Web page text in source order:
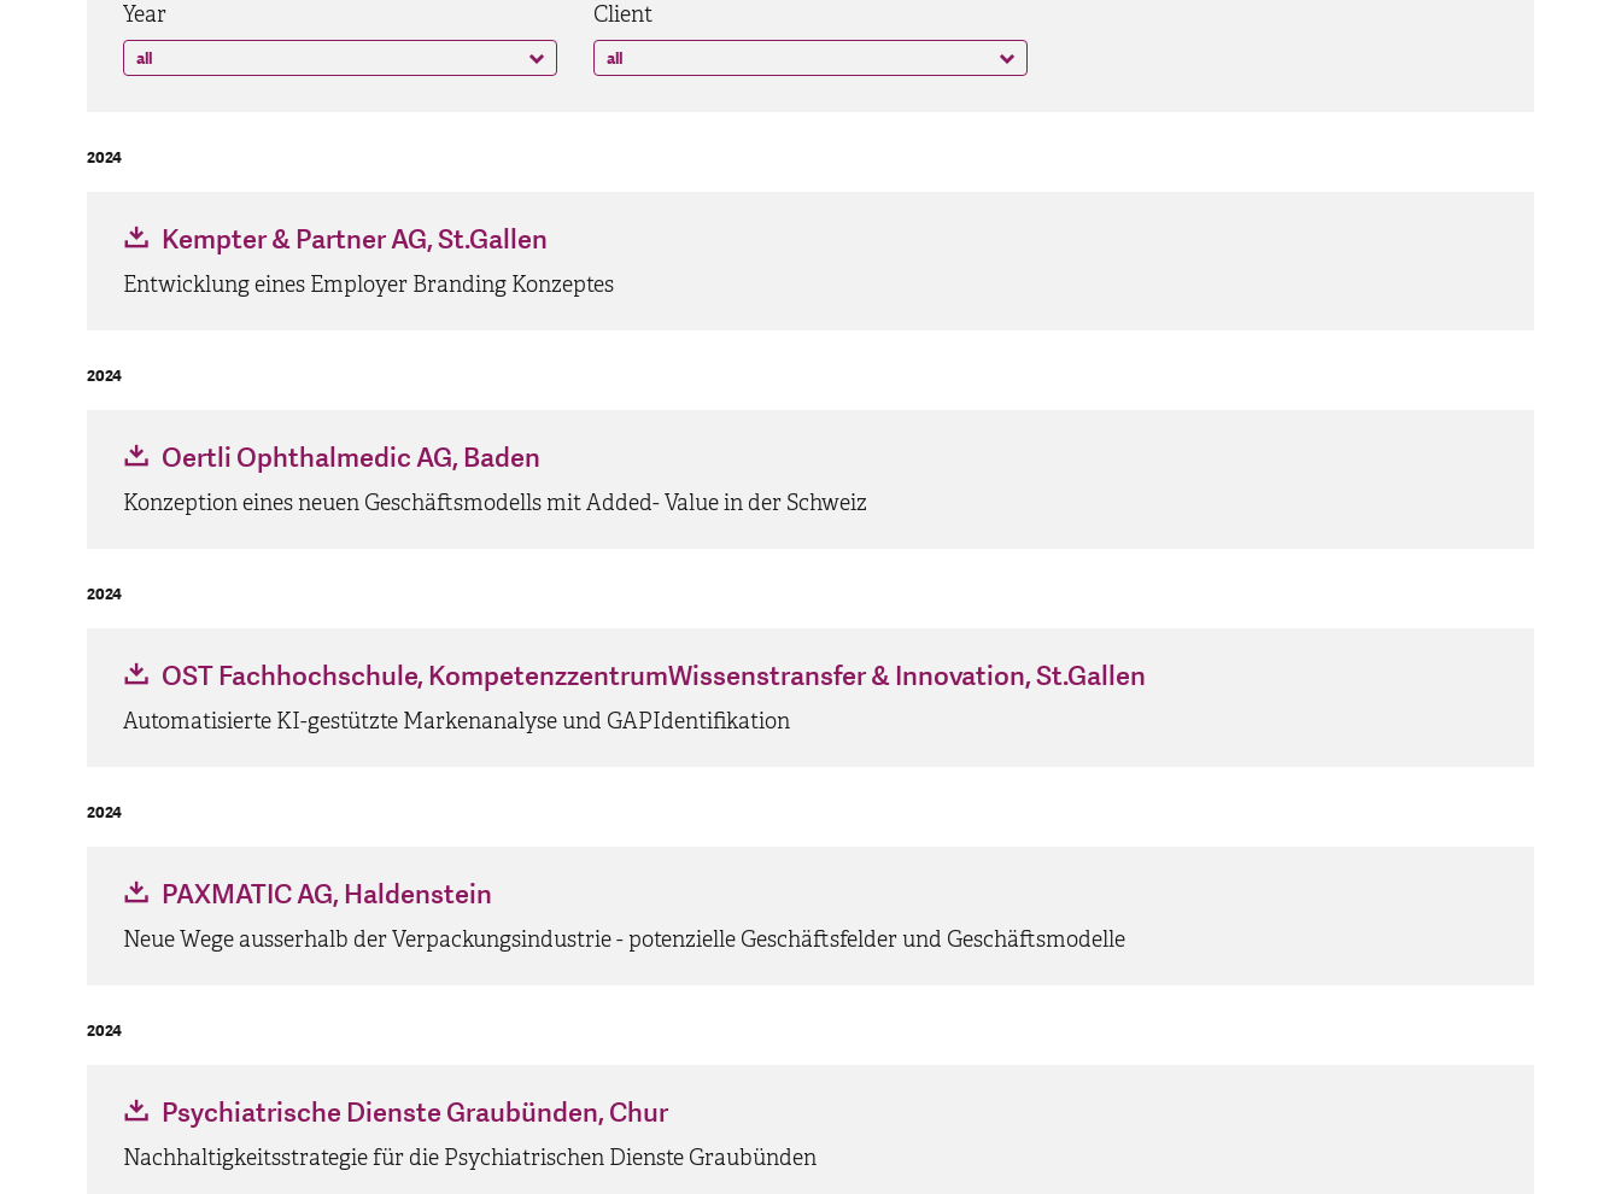
Year Client
2024
Kempter & Partner AG, St.Gallen
Entwicklung eines Employer Branding Konzeptes
2024
Oertli Ophthalmedic AG, Baden
Konzeption eines neuen Geschäftsmodells mit Added- Value in der Schweiz
2024
OST Fachhochschule, KompetenzzentrumWissenstransfer & Innovation, St.Gallen
Automatisierte KI-gestützte Markenanalyse und GAPIdentifikation
2024
PAXMATIC AG, Haldenstein
Neue Wege ausserhalb der Verpackungsindustrie - potenzielle Geschäftsfelder und Geschäftsmodelle
2024
Psychiatrische Dienste Graubünden, Chur
Nachhaltigkeitsstrategie für die Psychiatrischen Dienste Graubünden